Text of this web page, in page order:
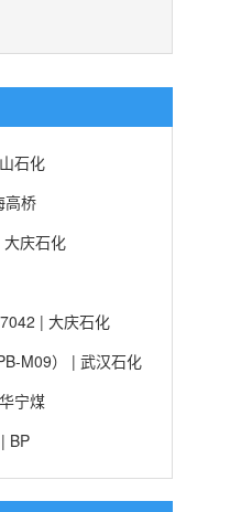
石化
高桥
庆石化
| 大庆石化
M09） | 武汉石化
宁煤
BP